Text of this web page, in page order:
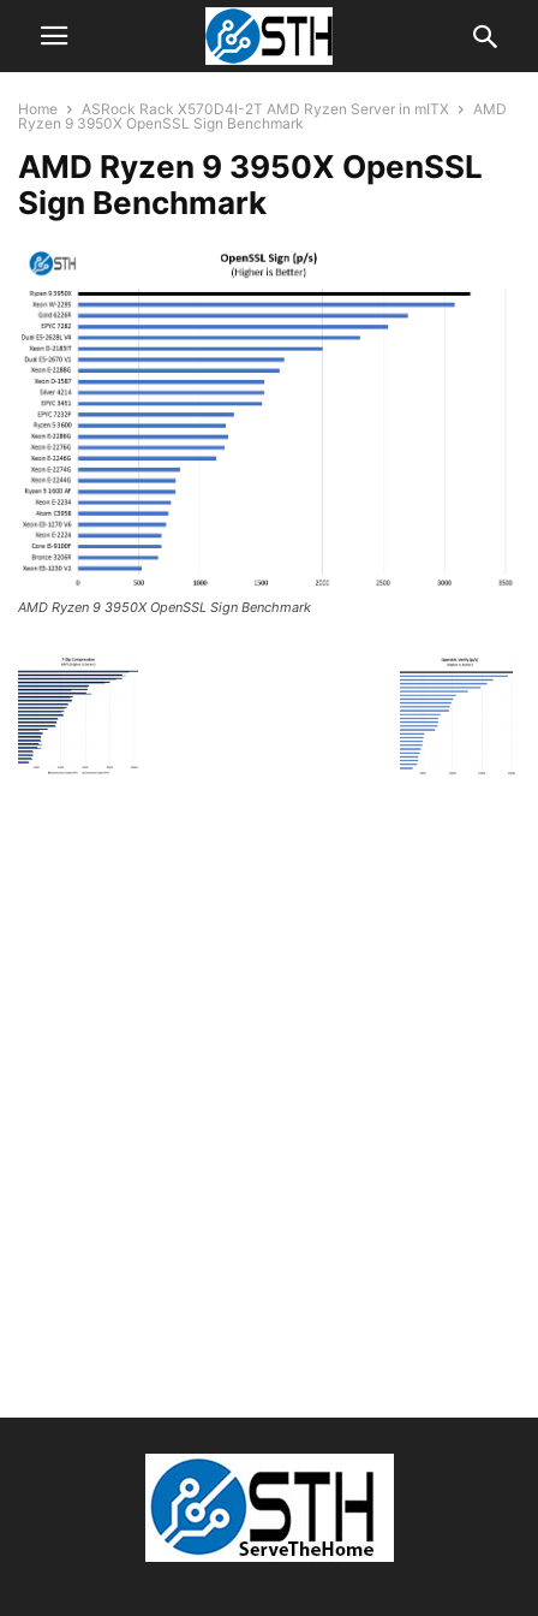
Home ASRock Rack X570D4I-2T AMD Ryzen Server in mITX
AMD
Ryzen 9 3950X OpenSSL Sign Benchmark
AMD Ryzen 9 3950X OpenSSL
Sign Benchmark
AMD Ryzen 9 3950X OpenSSL Sign Benchmark